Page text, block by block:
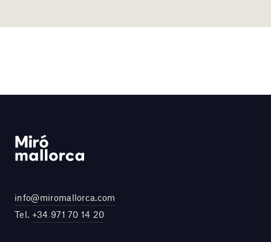
info@miromallorca.com
Tel. +34 971 70 14 20